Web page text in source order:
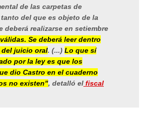
de las carpetas de
del que es objeto de la
deberá realizarse en setiembre
Se deberá leer dentro
juicio oral. (...) Lo que sí
por la ley es que los
dio Castro en el cuaderno
no existen", detalló el fiscal